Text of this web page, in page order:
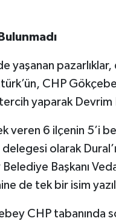
yaşanan pazarlıklar,
CHP
yaparak Devrim
veren 6 ilçenin 5’i
delegesi olarak
Başkanı
de tek bir isim
CHP tabanında